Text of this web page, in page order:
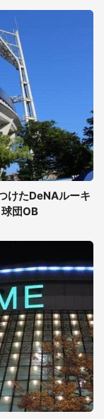
けたDeNAルーキ
団OB